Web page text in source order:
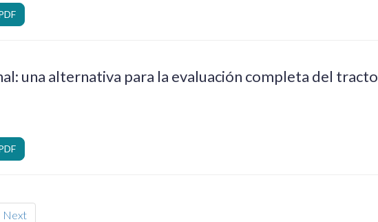
una alternativa para la evaluación completa del
Next